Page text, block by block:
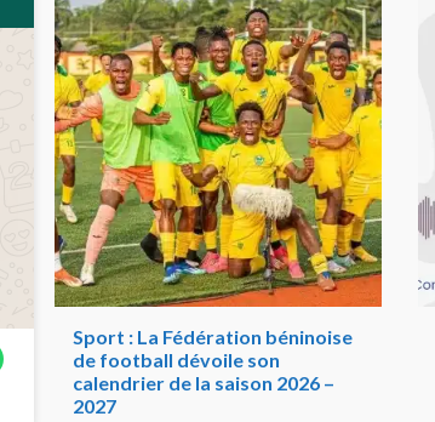
Sport : La Fédération béninoise
de football dévoile son
calendrier de la saison 2026 –
2027